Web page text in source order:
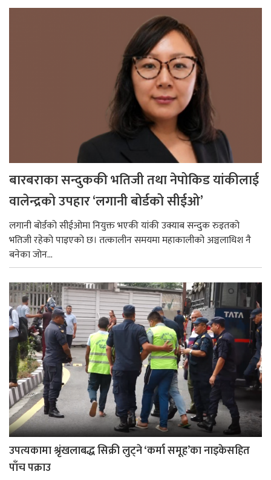
बारबराका सन्दुककी भतिजी तथा नेपोकिड यांकीलाई
वालेन्द्रको उपहार ‘लगानी बोर्डको सीईओ’
लगानी बोर्डको सीईओमा नियुक्त भएकी यांकी उक्याब सन्दुक रुइतको
भतिजी रहेको पाइएको छ। तत्कालीन समयमा महाकालीको अञ्चलाधिश नै
बनेका जोन...
उपत्यकामा श्रृंखलाबद्ध सिक्री लुट्ने ‘कर्मा समूह’का नाइकेसहित
पाँच पक्राउ